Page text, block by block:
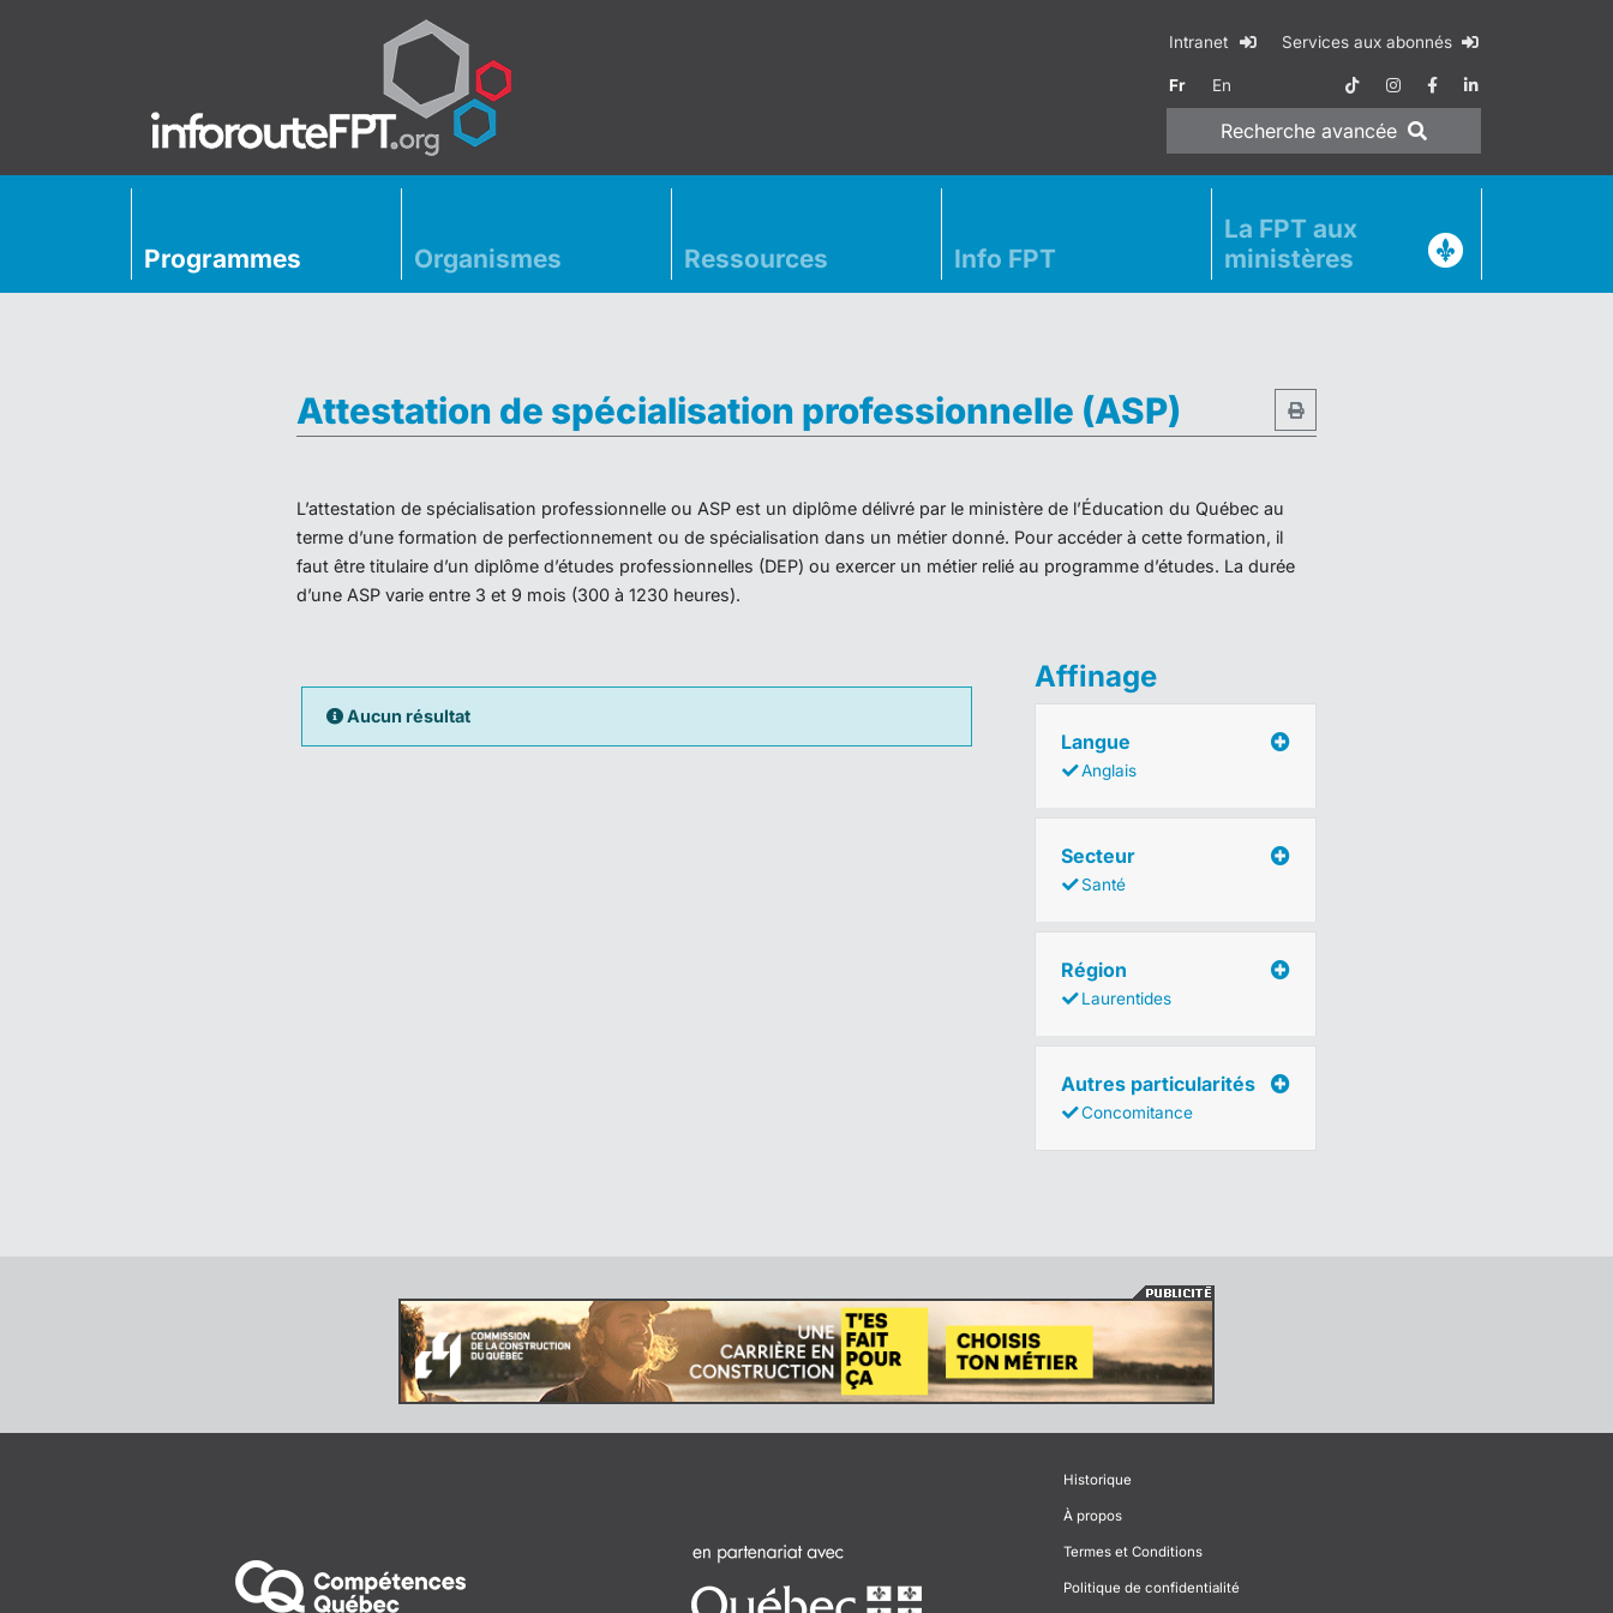
Intranet Services aux abonnés
Fr En
Recherche avancée
Programmes Organismes Ressources Info FPT
La FPT aux
ministères
Attestation de spécialisation professionnelle (ASP)
L’attestation de spécialisation professionnelle ou ASP est un diplôme délivré par le ministère de l’Éducation du Québec au
terme d’une formation de perfectionnement ou de spécialisation dans un métier donné. Pour accéder à cette formation, il
faut être titulaire d’un diplôme d’études professionnelles (DEP) ou exercer un métier relié au programme d’études. La durée
d’une ASP varie entre 3 et 9 mois (300 à 1230 heures).
Aucun résultat
Affinage
Langue
Anglais
Secteur
Santé
Région
Laurentides
Autres particularités
Concomitance
Historique
À propos
Termes et Conditions
Politique de confidentialité